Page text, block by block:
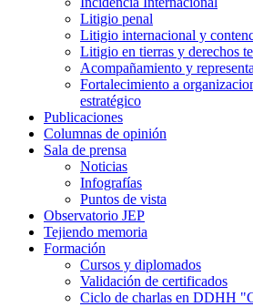
Litigio penal
Litigio internacional y
Litigio en tierras y derechos
Acompañamiento y
Fortalecimiento a
estratégico
Publicaciones
Columnas de opinión
Sala de prensa
Noticias
Infografías
Puntos de vista
Observatorio JEP
Tejiendo memoria
Formación
Cursos y diplomados
Validación de certificados
Ciclo de charlas en DDHH